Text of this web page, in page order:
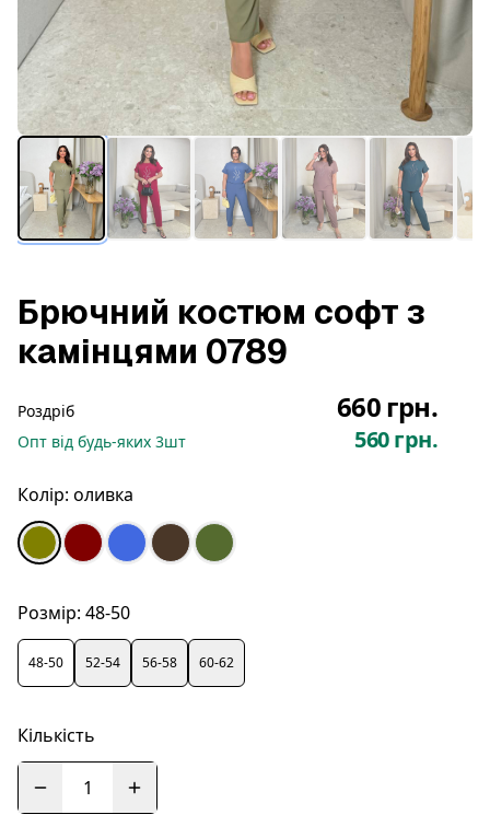
Брючний костюм софт з
камінцями 0789
Роздріб 660 грн.
Опт від будь-яких 3шт 560 грн.
Колір: оливка
Розмір: 48-50
48-50 52-54 56-58 60-62
Кількість
1